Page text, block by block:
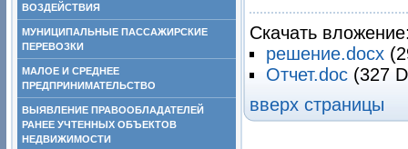
ВОЗДЕЙСТВИЯ
МУНИЦИПАЛЬНЫЕ ПАССАЖИРСКИЕ
ПЕРЕВОЗКИ
МАЛОЕ И СРЕДНЕЕ
ПРЕДПРИНИМАТЕЛЬСТВО
ВЫЯВЛЕНИЕ ПРАВООБЛАДАТЕЛЕЙ
РАНЕЕ УЧТЕННЫХ ОБЪЕКТОВ
НЕДВИЖИМОСТИ
Скачать
решение.docx
Отчет.doc (327
вверх страницы